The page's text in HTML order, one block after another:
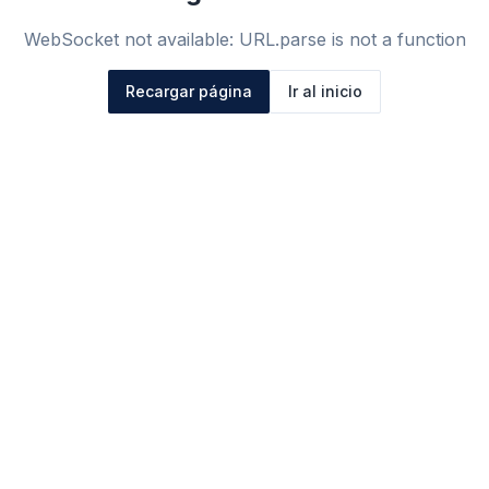
WebSocket not available: URL.parse is not a function
Recargar página Ir al inicio